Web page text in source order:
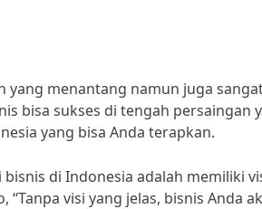
menantang namun juga
bisa sukses di tengah persaingan
yang bisa Anda terapkan.
di Indonesia adalah memiliki
visi yang jelas, bisnis Anda